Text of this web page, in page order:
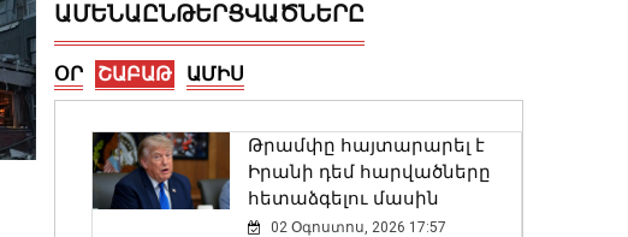
արարողությանը
06 Օգոստոս, 2026 20:56
Ռուստամ Բաքոյանը
հանդիպել է ՀՀ-ում Իրաքի
գործերի ժամանակավոր
հավատարմատարի հետ
06 Օգոստոս, 2026 20:29
ԱՄԵՆԱԸՆԹԵՐՑՎԱԾՆԵՐԸ
ՕՐ ՇԱԲԱԹ ԱՄԻՍ
Թրամփը հայտարարել է
Իրանի դեմ հարվածները
հետաձգելու մասին
02 Օգոստոս, 2026 17:57